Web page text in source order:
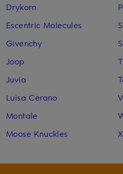
Drykorn
Escentric Molecules
Givenchy
Joop
Juvia
Luisa Cerano
Montale
Moose Knuckles